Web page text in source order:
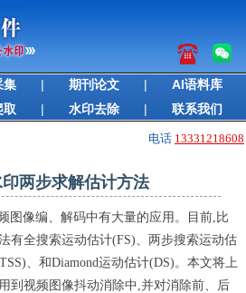
集 | 期刊论文 |
AI语料库
取 | 水印去除 | 联系我们
电话 13331218608
两步求解估计方法
图像编、解码中有大量的应用。目前,比
有全搜索运动估计(FS)、两步搜索运动估
、和Diamond运动估计(DS)。本文将上
到视频图像抖动消除中,并对消除前、后